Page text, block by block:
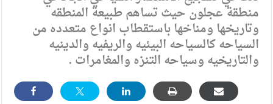
منطقة عجلون حيث تساهم طبيعة المنطقه
وتاريخها ومناخها باستقطاب انواع متعدده من
السياحه كالسياحه البيئيه والريفيه والدينيه
والتاريخيه وسياحه التنزه والمغامرات .